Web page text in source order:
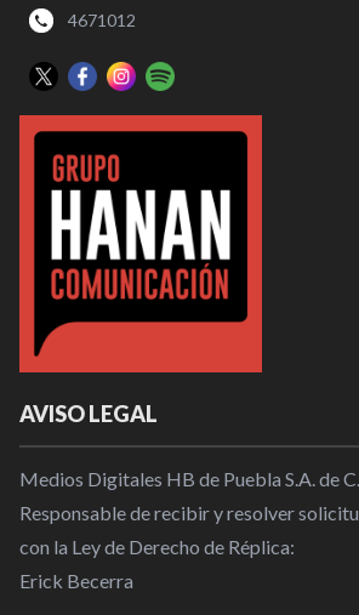
4671012
AVISO LEGAL
Medios Digitales HB de Puebla S.A. de
Responsable de recibir y resolver
con la Ley de Derecho de Réplica:
Erick Becerra